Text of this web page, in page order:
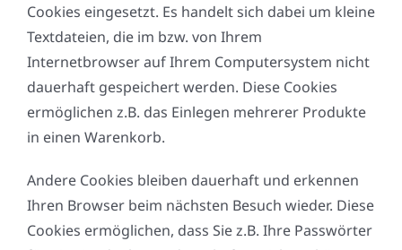
Cookies eingesetzt. Es handelt sich dabei um kleine
Textdateien, die im bzw. von Ihrem
Internetbrowser auf Ihrem Computersystem nicht
dauerhaft gespeichert werden. Diese Cookies
ermöglichen z.B. das Einlegen mehrerer Produkte
in einen Warenkorb.
Andere Cookies bleiben dauerhaft und erkennen
Ihren Browser beim nächsten Besuch wieder. Diese
Cookies ermöglichen, dass Sie z.B. Ihre Passwörter